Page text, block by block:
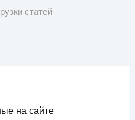
статей
на сайте